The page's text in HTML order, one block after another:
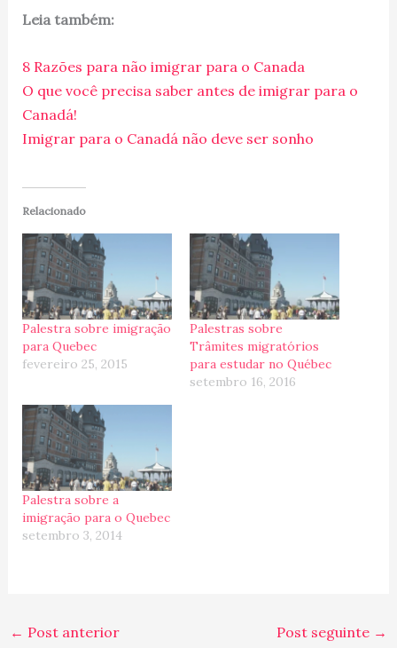
Leia também:
8 Razões para não imigrar para o Canada
O que você precisa saber antes de imigrar para o
Canadá!
Imigrar para o Canadá não deve ser sonho
Relacionado
Palestra sobre imigração
para Quebec
fevereiro 25, 2015
Palestras sobre
Trâmites migratórios
para estudar no Québec
setembro 16, 2016
Palestra sobre a
imigração para o Quebec
setembro 3, 2014
← Post anterior Post seguinte →